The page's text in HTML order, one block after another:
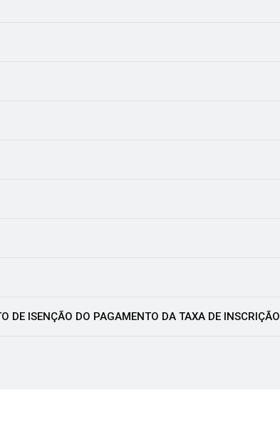
DE ISENÇÃO DO PAGAMENTO DA TAXA DE INSCRIÇÃO